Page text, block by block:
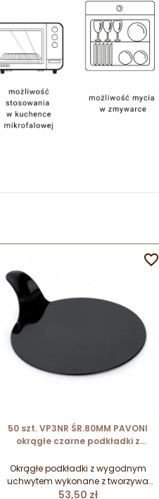
50 szt. VP3NR ŚR.80MM PAVONI
okrągłe czarne podkładki z
monoporcji
Okrągłe podkładki z wygodnym
uchwytem wykonane z tworzywa
przeznaczonego do kontaktu z
Cena
53,50 zł
